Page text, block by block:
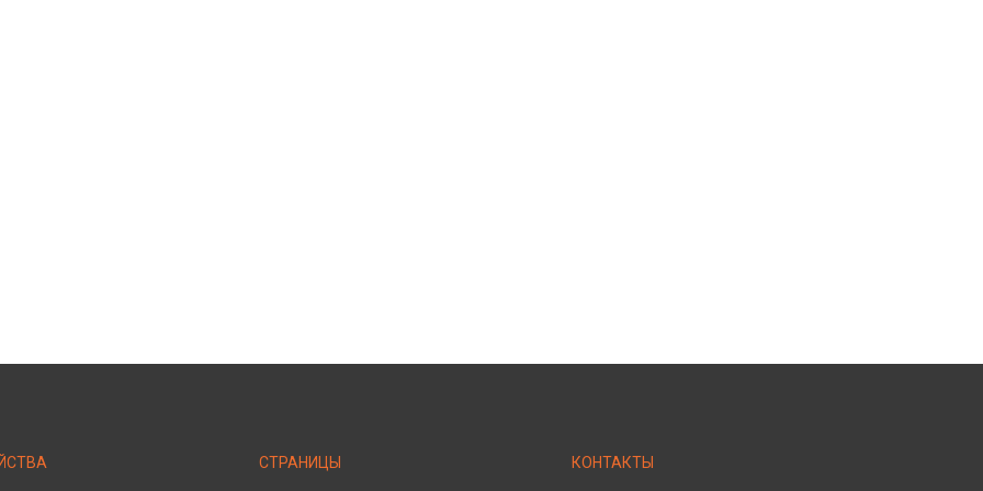
СТРАНИЦЫ КОНТАКТЫ